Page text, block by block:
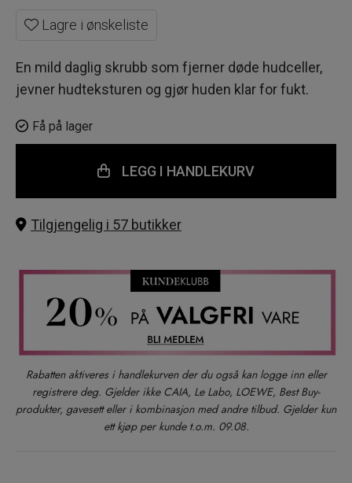
Lagre i ønskeliste
En mild daglig skrubb som fjerner døde hudceller,
jevner hudteksturen og gjør huden klar for fukt.
Få på lager
LEGG I HANDLEKURV
Tilgjengelig i 57 butikker
Rabatten aktiveres i handlekurven der du også kan logge inn eller
registrere deg. Gjelder ikke CAIA, Le Labo, LOEWE, Best Buy-
produkter, gavesett eller i kombinasjon med andre tilbud. Gjelder kun
ett kjøp per kunde t.o.m. 09.08.